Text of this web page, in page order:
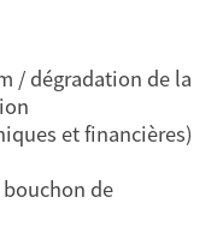
/ dégradation de la
et financières)
de